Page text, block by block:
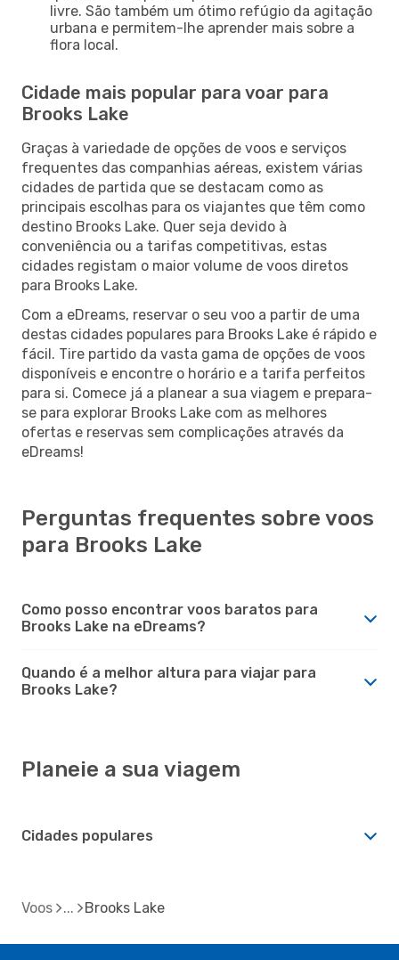
livre. São também um ótimo refúgio da agitação
urbana e permitem-lhe aprender mais sobre a
flora local.
Cidade mais popular para voar para
Brooks Lake
Graças à variedade de opções de voos e serviços
frequentes das companhias aéreas, existem várias
cidades de partida que se destacam como as
principais escolhas para os viajantes que têm como
destino Brooks Lake. Quer seja devido à
conveniência ou a tarifas competitivas, estas
cidades registam o maior volume de voos diretos
para Brooks Lake.
Com a eDreams, reservar o seu voo a partir de uma
destas cidades populares para Brooks Lake é rápido e
fácil. Tire partido da vasta gama de opções de voos
disponíveis e encontre o horário e a tarifa perfeitos
para si. Comece já a planear a sua viagem e prepara-
se para explorar Brooks Lake com as melhores
ofertas e reservas sem complicações através da
eDreams!
Perguntas frequentes sobre voos
para Brooks Lake
Como posso encontrar voos baratos para
Brooks Lake na eDreams?
Quando é a melhor altura para viajar para
Brooks Lake?
Planeie a sua viagem
Cidades populares
Voos Brooks Lake